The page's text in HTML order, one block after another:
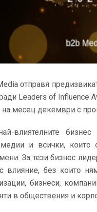
отправя
Leaders of Influence
месец декември с
влиятелните
и всички, които
За тези бизнес
влияние, без които
бизнеси,
в обществения и